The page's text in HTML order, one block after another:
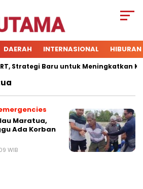
DAERAH INTERNASIONAL HIBURAN
Strategi Baru untuk Meningkatkan
Maratua,
Ada Korban
WIB